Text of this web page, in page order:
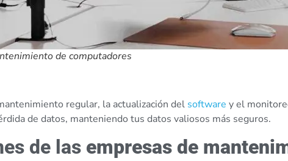
de computadores
regular, la actualización del software y el
de datos, manteniendo tus datos valiosos más seguros.
de las empresas de